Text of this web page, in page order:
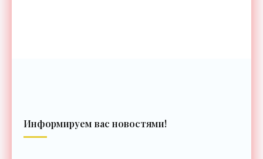
Информируем вас новостями!